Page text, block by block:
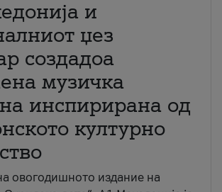
и
џез
создадоа
музичка
инспирирана од
културно
овогодишното издание на